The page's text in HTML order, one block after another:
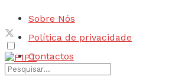
Sobre Nós
Política de privacidade
Contactos